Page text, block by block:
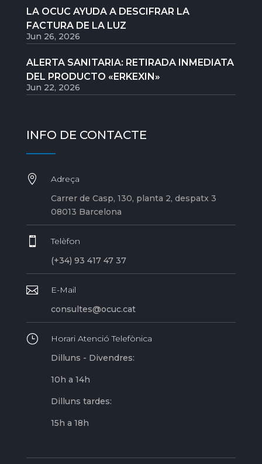
LA OCUC AYUDA A DESCIFRAR LA
FACTURA DE LA LUZ
Jun 26, 2026
ALERTA SANITARIA: RETIRADA INMEDIATA
DEL PRODUCTO «ERKEXIN»
Jun 22, 2026
INFO DE CONTACTE

Adreça
Carrer de Casp, 130, planta 2, despatx 3
08013 Barcelona

Telèfon
(+34) 93 417 47 37

E-Mail
consultes@ocuc.cat
}
Horari Atenció Telefònica
Dilluns - Divendres:
10h a 14h
Dilluns tardes:
15h a 18h